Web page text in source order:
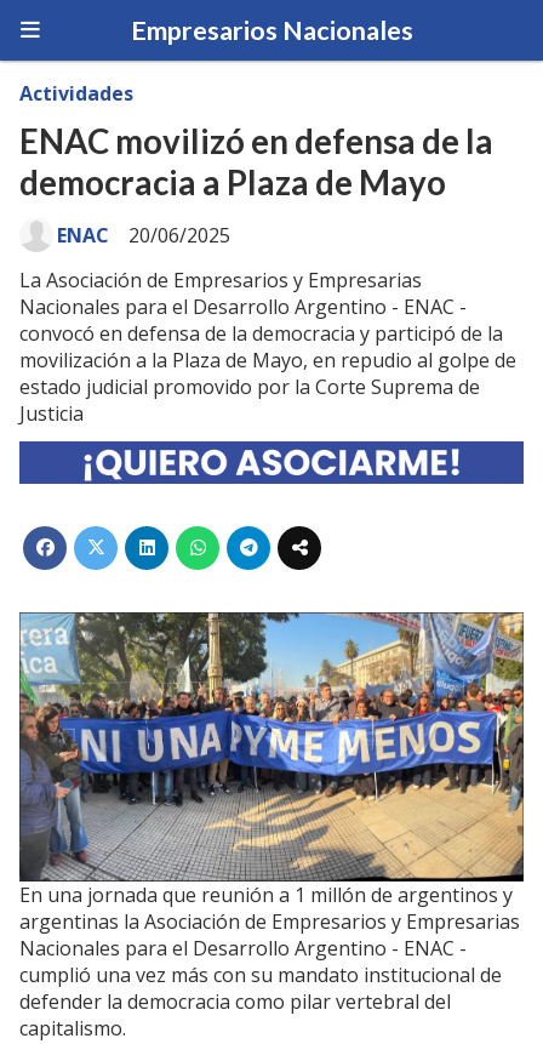
Empresarios Nacionales
ENAC movilizó en defensa de la
democracia a Plaza de Mayo
La Asociación de Empresarios y Empresarias
Nacionales para el Desarrollo Argentino - ENAC -
convocó en defensa de la democracia y participó de la
movilización a la Plaza de Mayo, en repudio al golpe de
estado judicial promovido por la Corte Suprema de
Justicia
Actividades
20/06/2025
ENAC
En una jornada que reunión a 1 millón de argentinos y
argentinas la Asociación de Empresarios y Empresarias
Nacionales para el Desarrollo Argentino - ENAC -
cumplió una vez más con su mandato institucional de
defender la democracia como pilar vertebral del
capitalismo.